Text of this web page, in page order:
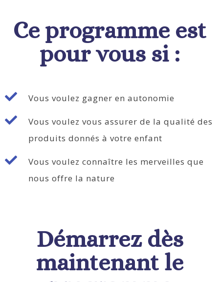
Ce programme est
pour vous si :
Vous voulez gagner en autonomie
Vous voulez vous assurer de la qualité des
produits donnés à votre enfant
Vous voulez connaître les merveilles que
nous offre la nature
Démarrez dès
maintenant le